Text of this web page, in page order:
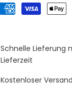
Schnelle Lieferung
Lieferzeit
Kostenloser Versand